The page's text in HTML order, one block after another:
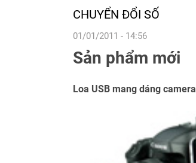
CHUYỂN ĐỔI SỐ
01/01/2011 - 14:56
Sản phẩm mới
Loa USB mang dáng camera